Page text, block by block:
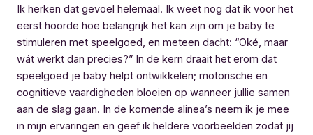
Ik herken dat gevoel helemaal. Ik weet nog dat ik voor het
eerst hoorde hoe belangrijk het kan zijn om je baby te
stimuleren met speelgoed, en meteen dacht: “Oké, maar
wát werkt dan precies?” In de kern draait het erom dat
speelgoed je baby helpt ontwikkelen; motorische en
cognitieve vaardigheden bloeien op wanneer jullie samen
aan de slag gaan. In de komende alinea’s neem ik je mee
in mijn ervaringen en geef ik heldere voorbeelden zodat jij